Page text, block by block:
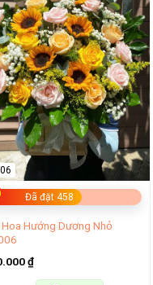
Đã đặt 458
Hoa Hướng Dương Nhỏ
₫